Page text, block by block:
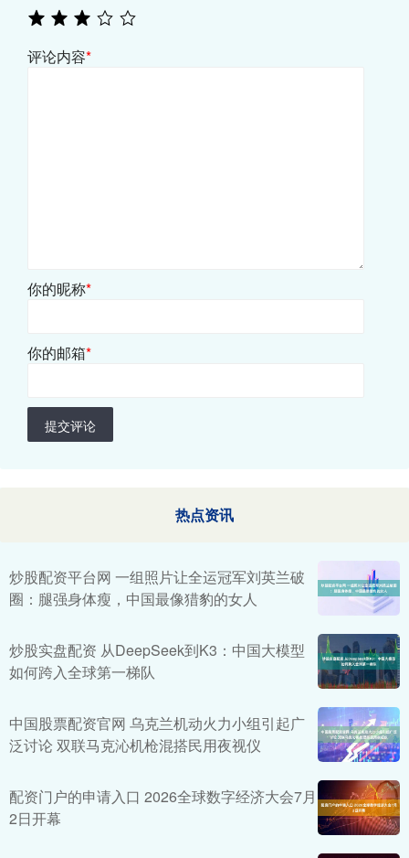
评论内容*
你的昵称*
你的邮箱*
提交评论
热点资讯
炒股配资平台网 一组照片让全运冠军刘英兰破
圈：腿强身体瘦，中国最像猎豹的女人
炒股实盘配资 从DeepSeek到K3：中国大模型
如何跨入全球第一梯队
中国股票配资官网 乌克兰机动火力小组引起广
泛讨论 双联马克沁机枪混搭民用夜视仪
配资门户的申请入口 2026全球数字经济大会7月
2日开幕